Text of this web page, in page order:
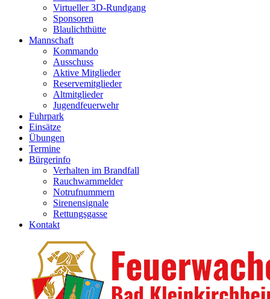
Virtueller 3D-Rundgang
Sponsoren
Blaulichthütte
Mannschaft
Kommando
Ausschuss
Aktive Mitglieder
Reservemitglieder
Altmitglieder
Jugendfeuerwehr
Fuhrpark
Einsätze
Übungen
Termine
Bürgerinfo
Verhalten im Brandfall
Rauchwarnmelder
Notrufnummern
Sirenensignale
Rettungsgasse
Kontakt